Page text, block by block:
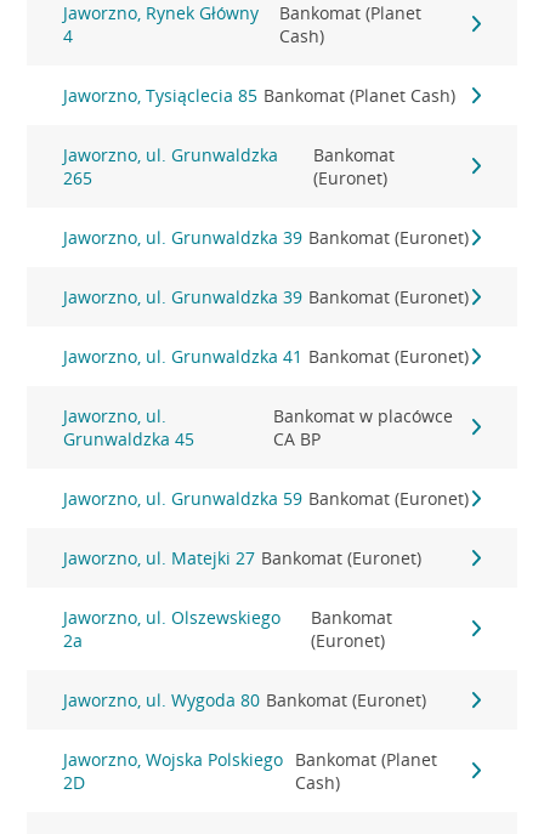
Jaworzno, Rynek Główny
4
Bankomat (Planet
Cash)
Jaworzno, Tysiąclecia 85 Bankomat (Planet Cash)
Jaworzno, ul. Grunwaldzka
265
Bankomat
(Euronet)
Jaworzno, ul. Grunwaldzka 39 Bankomat (Euronet)
Jaworzno, ul. Grunwaldzka 39 Bankomat (Euronet)
Jaworzno, ul. Grunwaldzka 41 Bankomat (Euronet)
Jaworzno, ul.
Grunwaldzka 45
Bankomat w placówce
CA BP
Jaworzno, ul. Grunwaldzka 59 Bankomat (Euronet)
Jaworzno, ul. Matejki 27 Bankomat (Euronet)
Jaworzno, ul. Olszewskiego
2a
Bankomat
(Euronet)
Jaworzno, ul. Wygoda 80 Bankomat (Euronet)
Jaworzno, Wojska Polskiego
2D
Bankomat (Planet
Cash)